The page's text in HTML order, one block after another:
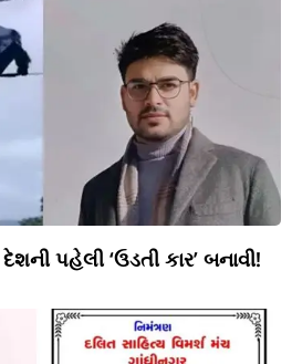
પહેલી ‘ઉડતી કાર’ બનાવી!